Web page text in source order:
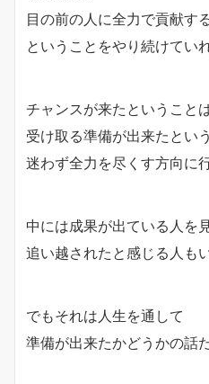
目の前の人に全力で貢献す
ということをやり続けてい
チャンスが来たということは
受け取る準備が出来たとい
迷わず全力を尽くす方向に
中には成果が出ている人を
追い越されたと感じる人も
でもそれは人生を通して
準備が出来たかどうかの話だ